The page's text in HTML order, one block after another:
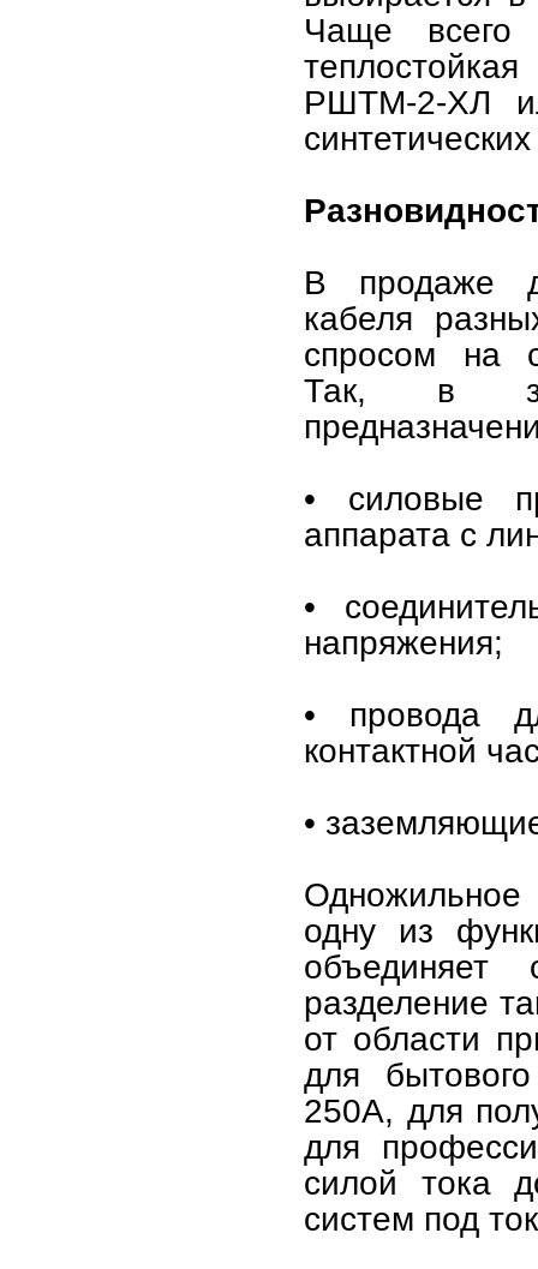
Чаще всего
РШТМ-2-ХЛ
В продаже
кабеля
спросом на
Так, в
• силовые
аппарата с
•
напряжения;
• провода
контактной
•
одну из
объединяет
разделение
от области
для
250А, для
для
силой тока
систем под